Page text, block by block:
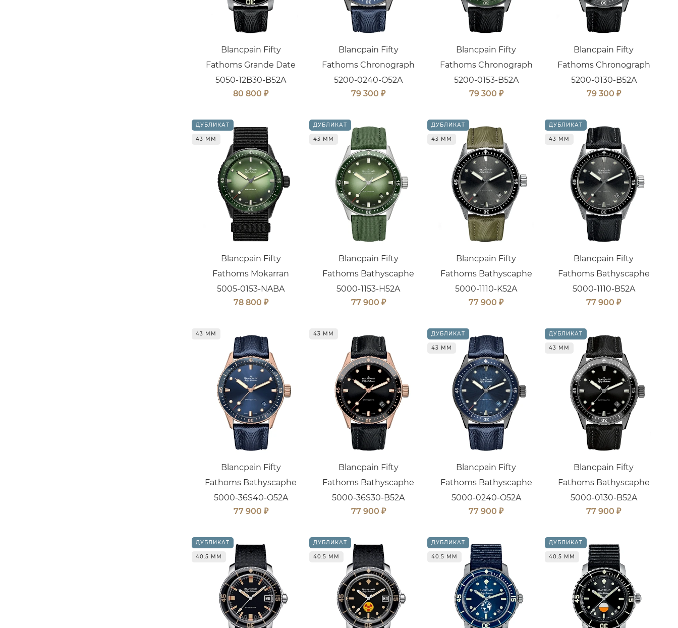
Blancpain Fifty
Fathoms Grande Date
5050-12B30-B52A
80 800 ₽
Blancpain Fifty
Fathoms Chronograph
5200-0240-O52A
79 300 ₽
Blancpain Fifty
Fathoms Chronograph
5200-0153-B52A
79 300 ₽
Blancpain Fifty
Fathoms Chronograph
5200-0130-B52A
79 300 ₽
ДУБЛИКАТ
43 ММ
Blancpain Fifty
Fathoms Mokarran
5005-0153-NABA
78 800 ₽
ДУБЛИКАТ
43 ММ
Blancpain Fifty
Fathoms Bathyscaphe
5000-1153-H52A
77 900 ₽
ДУБЛИКАТ
43 ММ
Blancpain Fifty
Fathoms Bathyscaphe
5000-1110-K52A
77 900 ₽
ДУБЛИКАТ
43 ММ
Blancpain Fifty
Fathoms Bathyscaphe
5000-1110-B52A
77 900 ₽
43 ММ
Blancpain Fifty
Fathoms Bathyscaphe
5000-36S40-O52A
77 900 ₽
43 ММ
Blancpain Fifty
Fathoms Bathyscaphe
5000-36S30-B52A
77 900 ₽
ДУБЛИКАТ
43 ММ
Blancpain Fifty
Fathoms Bathyscaphe
5000-0240-O52A
77 900 ₽
ДУБЛИКАТ
43 ММ
Blancpain Fifty
Fathoms Bathyscaphe
5000-0130-B52A
77 900 ₽
ДУБЛИКАТ
40.5 ММ
ДУБЛИКАТ
40.5 ММ
ДУБЛИКАТ
40.5 ММ
ДУБЛИКАТ
40.5 ММ